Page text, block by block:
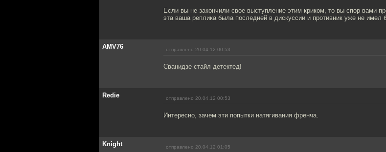
Если вы не закончили свое выступление этим криком, то вы спор вами
эта ваша реплика была последней в дискуссии и противник уже не имел
AMV76 отправлено 20.04.12 00:53
Сванидзе-стайл детектед!
Redie отправлено 20.04.12 00:53
Интересно, зачем эти попытки натягивания френча.
Knight отправлено 20.04.12 01:05